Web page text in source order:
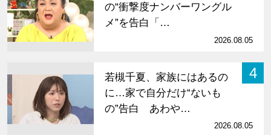
の“衝撃度ナンバーワングル
メ”を告白「…
2026.08.05
4
若槻千夏、家族にはあるの
に…家で自分だけ“ないも
の”告白 あわや…
2026.08.05